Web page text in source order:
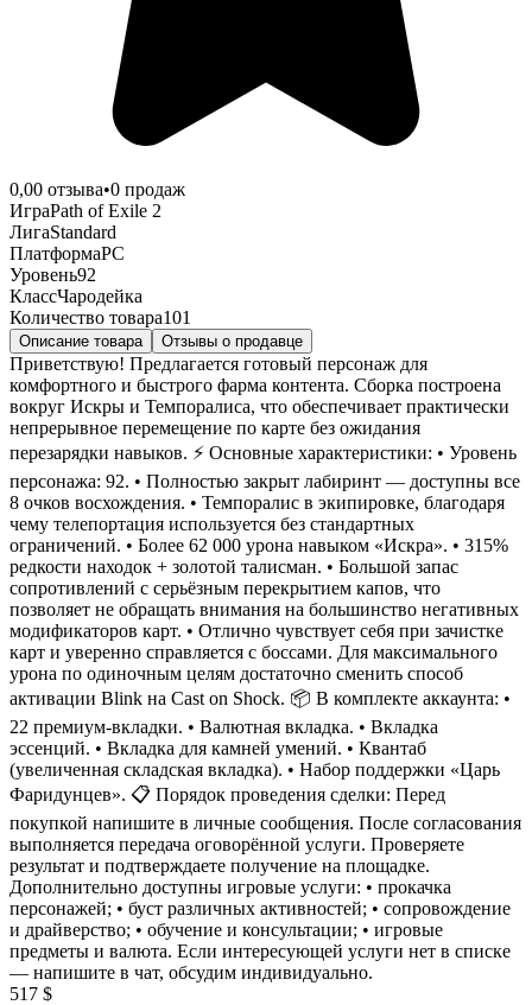
0,00 отзыва•0 продаж
ИграPath of Exile 2
ЛигаStandard
ПлатформаPC
Уровень92
КлассЧародейка
Количество товара101
Описание товара Отзывы о продавце
Приветствую! Предлагается готовый персонаж для
комфортного и быстрого фарма контента. Сборка построена
вокруг Искры и Темпоралиса, что обеспечивает практически
непрерывное перемещение по карте без ожидания
перезарядки навыков. ⚡ Основные характеристики: • Уровень
персонажа: 92. • Полностью закрыт лабиринт — доступны все
8 очков восхождения. • Темпоралис в экипировке, благодаря
чему телепортация используется без стандартных
ограничений. • Более 62 000 урона навыком «Искра». • 315%
редкости находок + золотой талисман. • Большой запас
сопротивлений с серьёзным перекрытием капов, что
позволяет не обращать внимания на большинство негативных
модификаторов карт. • Отлично чувствует себя при зачистке
карт и уверенно справляется с боссами. Для максимального
урона по одиночным целям достаточно сменить способ
активации Blink на Cast on Shock. 📦 В комплекте аккаунта: •
22 премиум-вкладки. • Валютная вкладка. • Вкладка
эссенций. • Вкладка для камней умений. • Квантаб
(увеличенная складская вкладка). • Набор поддержки «Царь
Фаридунцев». 📋 Порядок проведения сделки: Перед
покупкой напишите в личные сообщения. После согласования
выполняется передача оговорённой услуги. Проверяете
результат и подтверждаете получение на площадке.
Дополнительно доступны игровые услуги: • прокачка
персонажей; • буст различных активностей; • сопровождение
и драйверство; • обучение и консультации; • игровые
предметы и валюта. Если интересующей услуги нет в списке
— напишите в чат, обсудим индивидуально.
517 $